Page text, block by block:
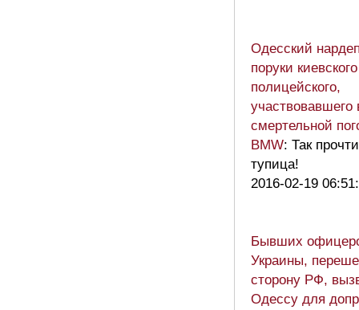
Одесский
поруки киевского
полицейского,
участвовавшего
смертельной
BMW: Так
тупица!
2016-02-19
Бывших
Украины,
сторону РФ,
Одессу для